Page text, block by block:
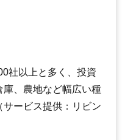
社以上と多く、投資
庫、農地など幅広い種
ービス提供：リビン